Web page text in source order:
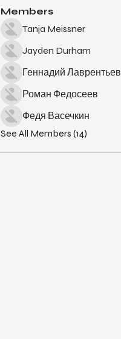
Members
Tanja Meissner
Jayden Durham
Геннадий Лаврентьев
Роман Федосеев
Федя Васечкин
See All Members (14)